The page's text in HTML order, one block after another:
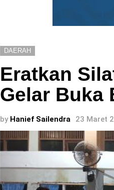
DAERAH
Eratkan
Gelar Buka
by Hanief Sailendra 23 Maret